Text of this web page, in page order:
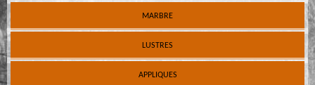
MARBRE
LUSTRES
APPLIQUES